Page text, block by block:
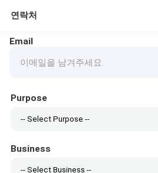
연락처
Email
Purpose
Business